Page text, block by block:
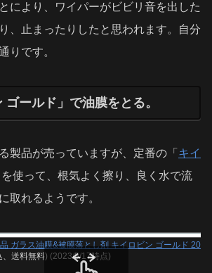
により、ワイパーがビビリ音を出した
、止まったりしたと思われます。自分
りです。
ゴールド」で油膜をとる。
製品が売っていますが、定番の「 キイ
を使って、根気よく擦り、良く水で流
取れるようです。
ガラス油膜&被膜落とし剤 キイロビン ゴールド
送料無料) (2023/5/17時点)